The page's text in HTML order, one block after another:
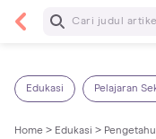
Baca
Edukasi Pelajaran
Home > Edukasi >